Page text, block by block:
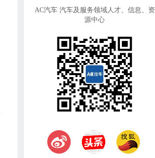
AC汽车 汽车及服务领域人才、信息、资
源中心